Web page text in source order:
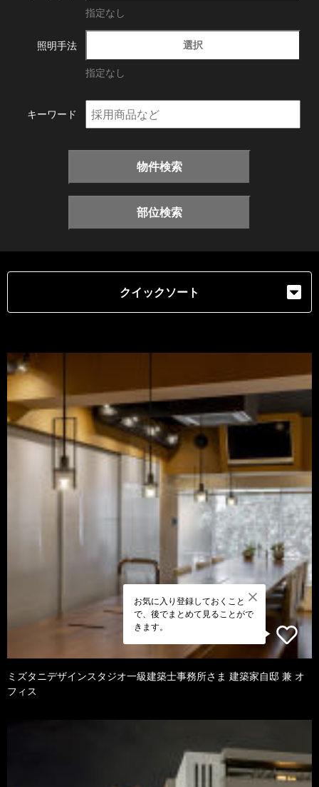
指定なし
照明手法 選択
指定なし
キーワード
物件検索
部位検索
クイックソート
お気に入り登録しておくこと
で、後でまとめて見ることがで
きます。
ミズタニデザインスタジオ一級建築士事務所さま 建築家自邸 兼 オ
フィス